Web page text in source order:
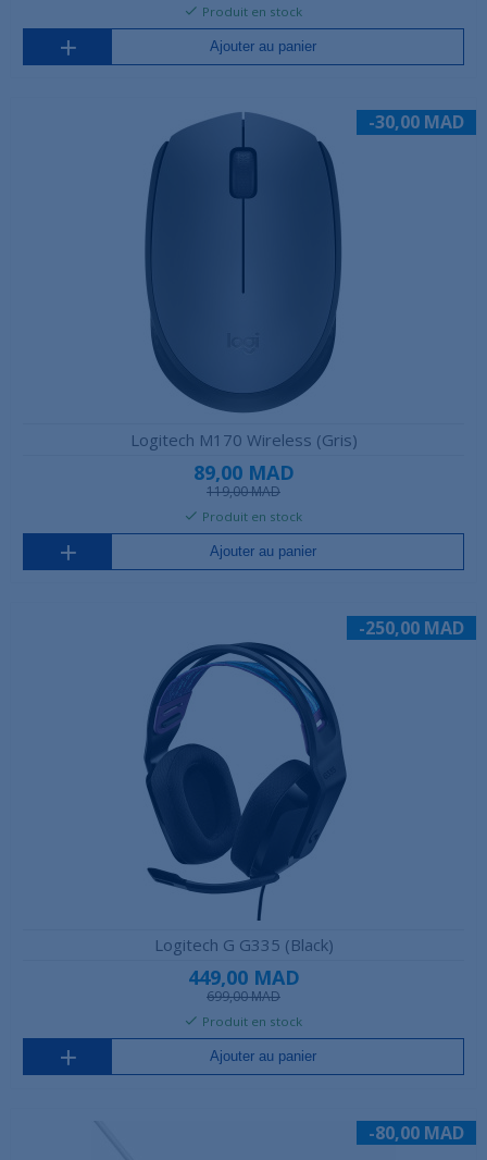
Produit en stock
Ajouter au panier
-30,00 MAD
Logitech M170 Wireless (Gris)
89,00 MAD
119,00 MAD
Produit en stock
Ajouter au panier
-250,00 MAD
Logitech G G335 (Black)
449,00 MAD
699,00 MAD
Produit en stock
Ajouter au panier
-80,00 MAD